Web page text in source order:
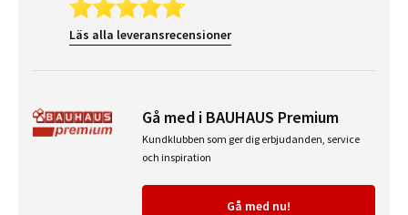
Läs alla leveransrecensioner
Gå med i BAUHAUS Premium
Kundklubben som ger dig erbjudanden, service
och inspiration
Gå med nu!